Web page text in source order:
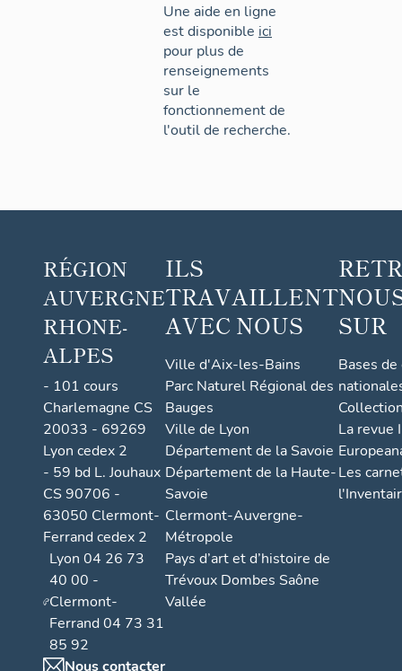
Une aide en ligne
est disponible ici
pour plus de
renseignements
sur le
fonctionnement de
l'outil de recherche.
RÉGION
AUVERGNE
RHONE-
ALPES
- 101 cours
Charlemagne CS
20033 - 69269
Lyon cedex 2
- 59 bd L. Jouhaux
CS 90706 -
63050 Clermont-
Ferrand cedex 2
Lyon 04 26 73
40 00 -
Clermont-
Ferrand 04 73 31
85 92
Nous contacter
ILS
TRAVAILLENT
AVEC NOUS
Ville d'Aix-les-Bains
Parc Naturel Régional des
Bauges
Ville de Lyon
Département de la Savoie
Département de la Haute-
Savoie
Clermont-Auvergne-
Métropole
Pays d’art et d’histoire de
Trévoux Dombes Saône
Vallée
SUR
Bases
La revue
Les